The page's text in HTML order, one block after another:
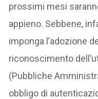
prossimi mesi
appieno. Sebbene,
imponga l’adozione
riconoscimento
(Pubbliche
obbligo di